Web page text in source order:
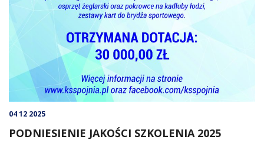
04 12 2025
PODNIESIENIE JAKOŚCI SZKOLENIA 2025